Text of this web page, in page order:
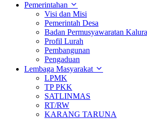
Pemerintahan
Visi dan Misi
Pemerintah Desa
Badan Permusyawaratan
Profil Lurah
Pembangunan
Pengaduan
Lembaga Masyarakat
LPMK
TP PKK
SATLINMAS
RT/RW
KARANG TARUNA